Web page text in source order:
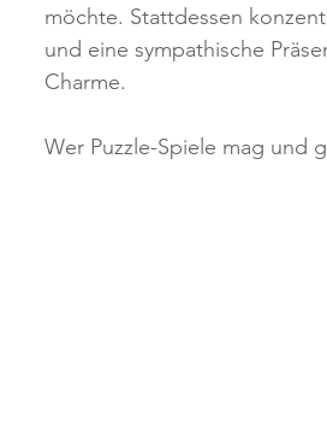
möchte. Stattdessen
und eine sympathische
Charme.
Wer Puzzle-Spiele mag und